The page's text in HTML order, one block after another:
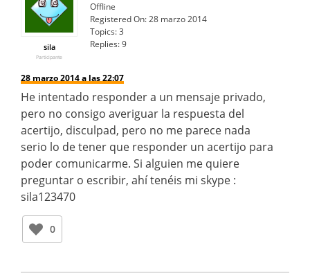
sila
Participante
Offline
Registered On:28 marzo 2014
Topics:3
Replies:9
28 marzo 2014 a las 22:07
He intentado responder a un mensaje privado,
pero no consigo averiguar la respuesta del
acertijo, disculpad, pero no me parece nada
serio lo de tener que responder un acertijo para
poder comunicarme. Si alguien me quiere
preguntar o escribir, ahí tenéis mi skype :
sila123470
0